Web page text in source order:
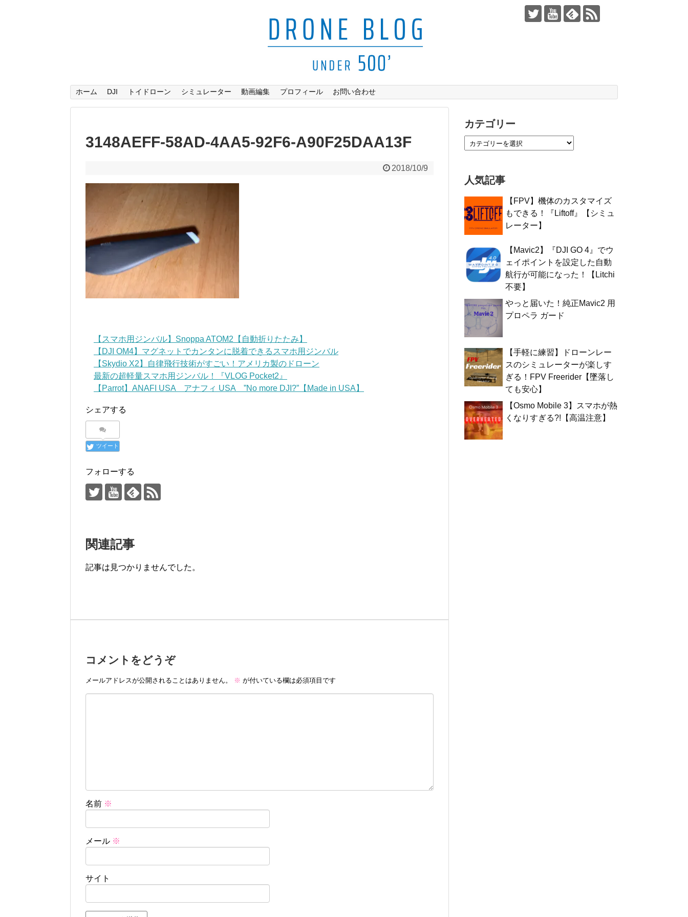
ホーム DJI トイドローン シミュレーター 動画編集 プロフィール お問い合わせ
3148AEFF-58AD-4AA5-92F6-A90F25DAA13F
2018/10/9
【スマホ用ジンバル】Snoppa ATOM2【自動折りたたみ】
【DJI OM4】マグネットでカンタンに脱着できるスマホ用ジンバル
【Skydio X2】自律飛行技術がすごい！アメリカ製のドローン
最新の超軽量スマホ用ジンバル！『VLOG Pocket2』
【Parrot】ANAFI USA アナフィ USA ”No more DJI?”【Made in USA】
シェアする
ツイート
フォローする
関連記事
記事は見つかりませんでした。
コメントをどうぞ
メールアドレスが公開されることはありません。 ※ が付いている欄は必須項目です
名前 ※
メール ※
サイト
カテゴリー
人気記事
【FPV】機体のカスタマイズ
もできる！『Liftoff』【シミュ
レーター】
【Mavic2】『DJI GO 4』でウ
ェイポイントを設定した自動
航行が可能になった！【Litchi
不要】
やっと届いた！純正Mavic2 用
プロペラ ガード
【手軽に練習】ドローンレー
スのシミュレーターが楽しす
ぎる！FPV Freerider【墜落し
ても安心】
【Osmo Mobile 3】スマホが熱
くなりすぎる?!【高温注意】